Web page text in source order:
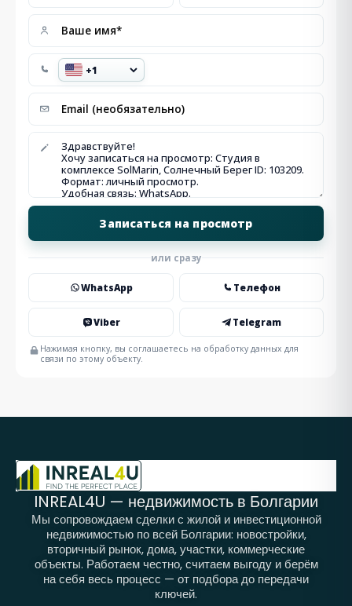
или сразу
WhatsApp Телефон
Viber Telegram
Нажимая кнопку, вы соглашаетесь на обработку данных для
связи по этому объекту.
INREAL4U — недвижимость в Болгарии
Мы сопровождаем сделки с жилой и инвестиционной
недвижимостью по всей Болгарии: новостройки,
вторичный рынок, дома, участки, коммерческие
объекты. Работаем честно, считаем выгоду и берём
на себя весь процесс — от подбора до передачи
ключей.